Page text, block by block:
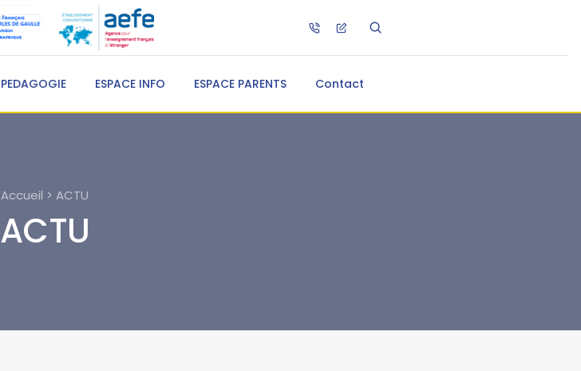
PEDAGOGIE ESPACE INFO ESPACE PARENTS Contact
Accueil > ACTU
ACTU